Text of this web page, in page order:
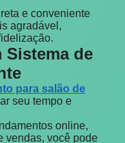
e conveniente
agradável,
Sistema de
para salão de
seu tempo e
online,
vendas, você pode